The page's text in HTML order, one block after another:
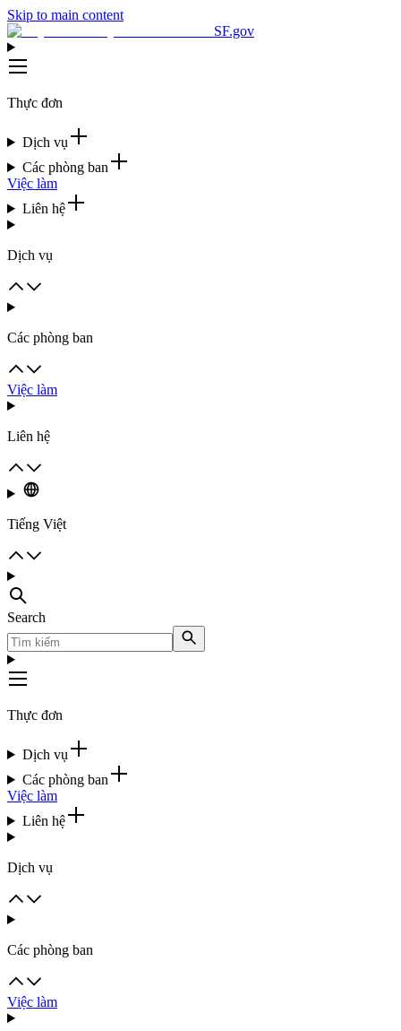
Skip to main content
SF.gov
Thực đơn
Dịch vụ
Các phòng ban
Việc làm
Liên hệ
Dịch vụ
Các phòng ban
Việc làm
Liên hệ
Tiếng Việt
Search
Thực đơn
Dịch vụ
Các phòng ban
Việc làm
Liên hệ
Dịch vụ
Các phòng ban
Việc làm